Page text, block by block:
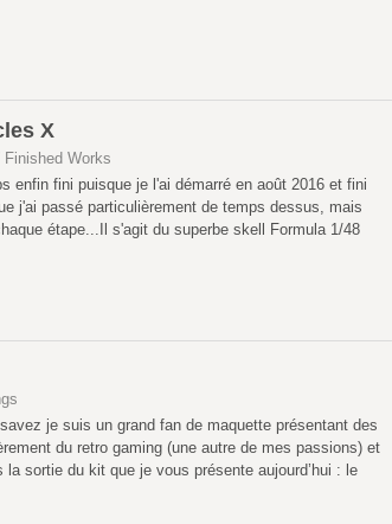
X
Works
enfin fini puisque je l'ai démarré en août 2016 et fini
j'ai passé particulièrement de temps dessus, mais
étape...Il s'agit du superbe skell Formula 1/48
je suis un grand fan de maquette présentant des
du retro gaming (une autre de mes passions) et
la sortie du kit que je vous présente aujourd’hui : le